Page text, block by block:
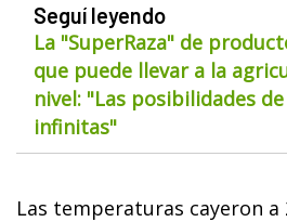
Seguí leyendo
La "SuperRaza" de
que puede llevar a la
nivel: "Las posibilidades
infinitas"
Las temperaturas cayeron a